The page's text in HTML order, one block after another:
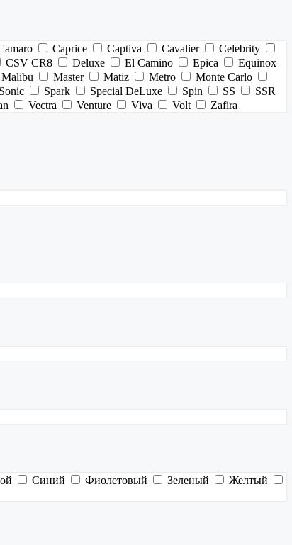
Caprice Captiva Cavalier
Celebrity
CSV CR8 Deluxe El Camino Epica
Equinox
Malibu Master Matiz Metro
Monte Carlo
Sonic Spark Special DeLuxe Spin SS
SSR
Vectra Venture Viva Volt Zafira
Синий Фиолетовый Зеленый
Желтый